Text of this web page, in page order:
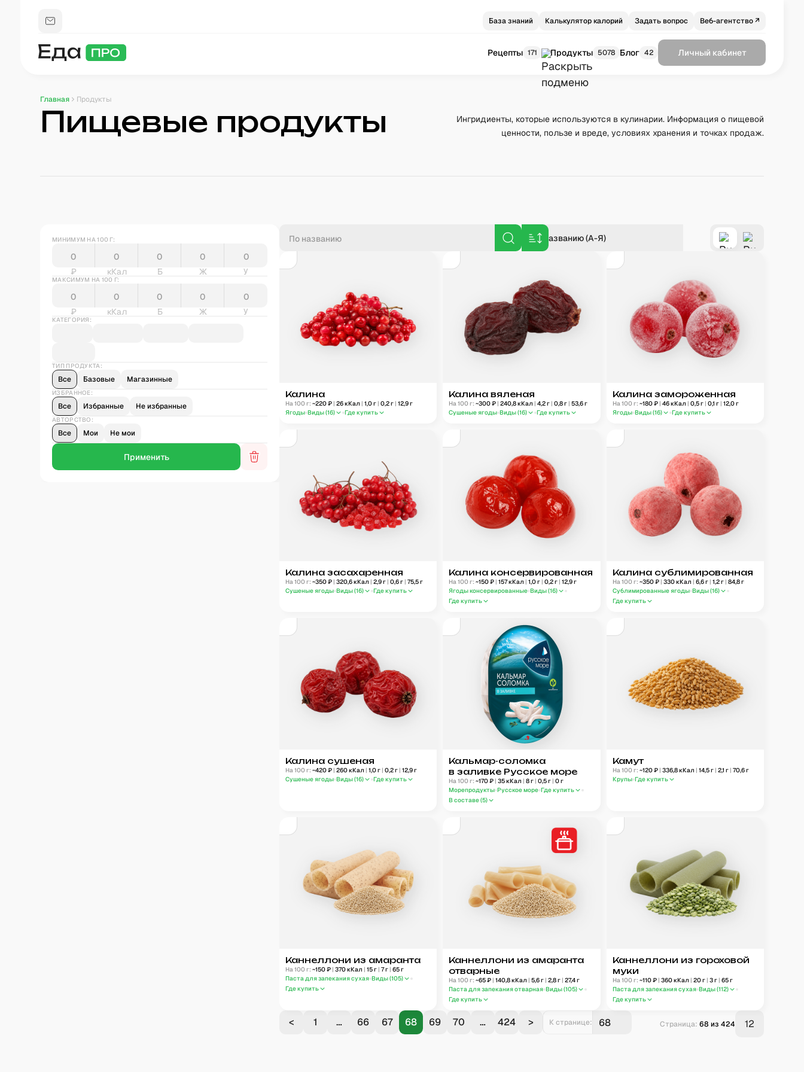
База знаний Калькулятор калорий Задать вопрос Веб-агентство ↗
Рецепты 171 Продукты 5078 Блог 42 Личный кабинет
Главная Продукты
Пищевые продукты
Ингридиенты, которые используются в кулинарии. Информация о пищевой
ценности, пользе и вреде, условиях хранения и точках продаж.
МИНИМУМ НА 100 Г:
₽ кКал Б Ж У
МАКСИМУМ НА 100 Г:
₽ кКал Б Ж У
КАТЕГОРИЯ:
ТИП ПРОДУКТА:
Все Базовые Магазинные
ИЗБРАННОЕ:
Все Избранные Не избранные
АВТОРСТВО:
Все Мои Не мои
По названию (А-Я)
Калина
На 100 г: ~220₽ | 26кКал | 1,0г | 0,2г | 12,9г
Ягоды Виды (16) Где купить
Калина вяленая
На 100 г: ~300₽ | 240,8кКал | 4,2г | 0,8г | 53,6г
Сушеные ягоды Виды (16) Где купить
Калина замороженная
На 100 г: ~180₽ | 46кКал | 0,5г | 0,1 г | 12,0г
Ягоды Виды (16) Где купить
Калина засахаренная
На 100 г: ~350₽ | 320,6кКал | 2,9г | 0,6г | 75,5г
Сушеные ягоды Виды (16) Где купить
Калина консервированная
На 100 г: ~150₽ | 157кКал | 1,0г | 0,2г | 12,9г
Ягоды консервированные Виды (16)
Где купить
Калина сублимированная
На 100 г: ~350₽ | 330кКал | 6,6г | 1,2г | 84,8г
Сублимированные ягоды Виды (16)
Где купить
Калина сушеная
На 100 г: ~420₽ | 260кКал | 1,0г | 0,2г | 12,9г
Сушеные ягоды Виды (16) Где купить
Кальмар-соломка
в заливке Русское море
На 100 г: ~170₽ | 35кКал | 8г | 0,5г | 0г
Морепродукты Русское море Где купить
В составе (5)
Камут
На 100 г: ~120₽ | 336,8кКал | 14,5г | 2,1 г | 70,6г
Крупы Где купить
Каннеллони из амаранта
На 100 г: ~150₽ | 370кКал | 15г | 7г | 65г
Паста для запекания сухая Виды (105)
Где купить
Каннеллони из амаранта
отварные
На 100 г: ~65₽ | 140,8кКал | 5,6г | 2,8г | 27,4г
Паста для запекания отварная Виды (105)
Где купить
Каннеллони из гороховой
муки
На 100 г: ~110₽ | 360кКал | 20г | 3г | 65г
Паста для запекания сухая Виды (112)
Где купить
< 1 … 66 67 68 69 70 … 424 > К странице: Страница: 68 из 424 12